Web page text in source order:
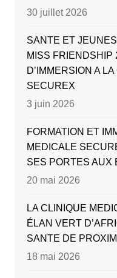
30 juillet 2026
SANTE ET
MISS FRIENDSHIP
D’IMMERSION A
SECUREX
3 juin 2026
FORMATION ET
MEDICALE
SES PORTES AUX
20 mai 2026
LA CLINIQUE
ÉLAN VERT
SANTE DE
18 mai 2026